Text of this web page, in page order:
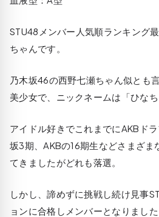
STU48メンバー人気順ランキング
ちゃんです。
乃木坂46の西野七瀬ちゃん似とも
美少女で、ニックネームは「ひなち
アイドル好きでこれまでにAKBド
坂3期、AKBの16期生などさまざま
てきましたがどれも落選。
しかし、諦めずに挑戦し続け見事
ョンに合格しメンバーとなりました